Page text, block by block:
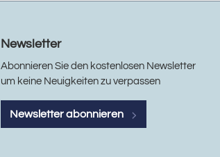
Newsletter
Abonnieren Sie den kostenlosen Newsletter
um keine Neuigkeiten zu verpassen
Newsletter abonnieren